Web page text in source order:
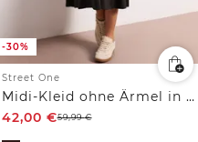
-30%
Street One
Midi-Kleid ohne Ärmel in Unifarbe
42,00 €59,99€